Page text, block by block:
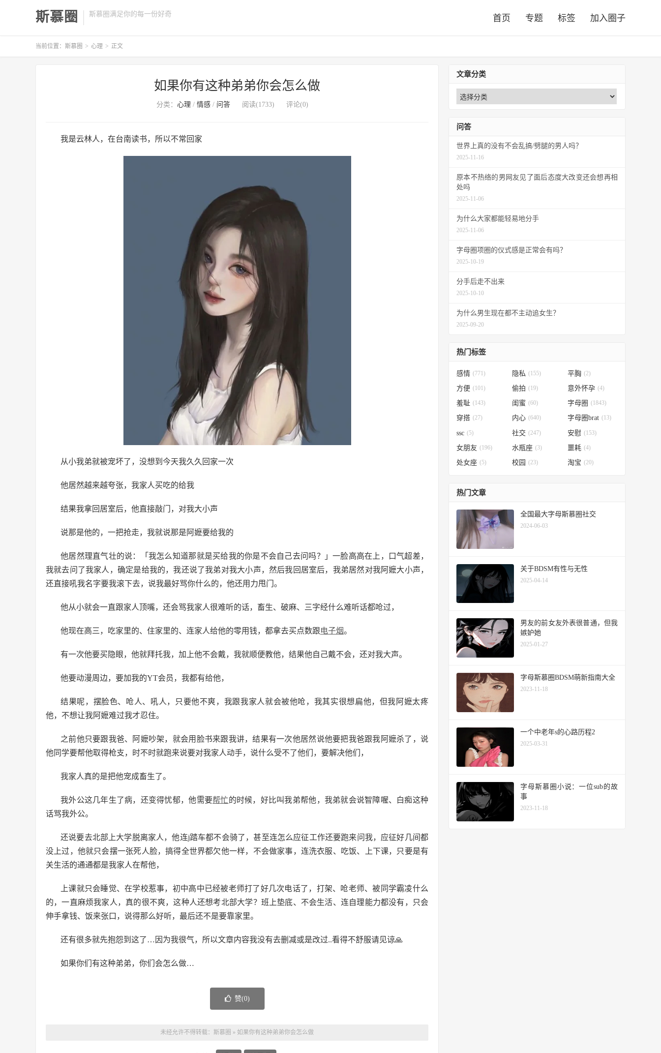
斯慕圈 斯慕圈满足你的每一份好奇 首页 专题 标签 加入圈子
当前位置： 斯慕圈 > 心理 > 正文
如果你有这种弟弟你会怎么做
分类： 心理 / 情感/ 问答 阅读(1733) 评论(0)
我是云林人，在台南读书，所以不常回家
从小我弟就被宠坏了，没想到今天我久久回家一次
他居然越来越夸张，我家人买吃的给我
结果我拿回居室后，他直接敲门，对我大小声
说那是他的，一把抢走，我就说那是阿嬷要给我的
他居然理直气壮的说：「我怎么知道那就是买给我的你是不会自己去问吗？」一脸高高在上，口气超差，
我就去问了我家人，确定是给我的，我还说了我弟对我大小声，然后我回居室后，我弟居然对我阿嬷大小声，
还直接吼我名字要我滚下去，说我最好骂你什么的，他还用力甩门。
他从小就会一直跟家人顶嘴，还会骂我家人很难听的话，畜生、破麻、三字经什么难听话都呛过，
他现在高三，吃家里的、住家里的、连家人给他的零用钱，都拿去买点数跟电子烟。
有一次他要买隐眼，他就拜托我，加上他不会戴，我就顺便教他，结果他自己戴不会，还对我大声。
他要动漫周边，要加我的YT会员，我都有给他，
结果呢，摆脸色、呛人、吼人，只要他不爽，我跟我家人就会被他呛，我其实很想扁他，但我阿嬷太疼
他，不想让我阿嬷难过我才忍住。
之前他只要跟我爸、阿嬷吵架，就会用脸书来跟我讲，结果有一次他居然说他要把我爸跟我阿嬷杀了，说
他同学要帮他取得枪支，时不时就跑来说要对我家人动手，说什么受不了他们，要解决他们，
我家人真的是把他宠成畜生了。
我外公这几年生了病，还变得忧郁，他需要帮忙的时候，好比叫我弟帮他，我弟就会说智障喔、白痴这种
话骂我外公。
还说要去北部上大学脱离家人，他连j踏车都不会骑了，甚至连怎么应征工作还要跑来问我，应征好几间都
没上过，他就只会摆一张死人脸，搞得全世界都欠他一样，不会做家事，连洗衣服、吃饭、上下课，只要是有
关生活的通通都是我家人在帮他，
上课就只会睡觉、在学校惹事，初中高中已经被老师打了好几次电话了，打架、呛老师、被同学霸凌什么
的，一直麻烦我家人，真的很不爽，这种人还想考北部大学？班上垫底、不会生活、连自理能力都没有，只会
伸手拿钱、饭来张口，说得那么好听，最后还不是要靠家里。
还有很多就先抱怨到这了…因为我很气，所以文章内容我没有去删减或是改过..看得不舒服请见谅🙏
如果你们有这种弟弟，你们会怎么做…
赞(0)
未经允许不得转载： 斯慕圈 » 如果你有这种弟弟你会怎么做
文章分类
问答
世界上真的没有不会乱搞/劈腿的男人吗？
2025-11-16
原本不热络的男网友见了面后态度大改变还会想再相
处吗
2025-11-06
为什么大家都能轻易地分手
2025-11-06
字母圈项圈的仪式感是正常会有吗？
2025-10-19
分手后走不出来
2025-10-10
为什么男生现在都不主动追女生？
2025-09-20
热门标签
感情 (771) 隐私 (155) 平胸 (2)
方便 (101) 偷拍 (19) 意外怀孕 (4)
羞耻 (143) 闺蜜 (60) 字母圈 (1843)
穿搭 (27) 内心 (640) 字母圈brat (13)
ssc (5) 社交 (247) 安慰 (153)
女朋友 (196) 水瓶座 (3) 噩耗 (4)
处女座 (5) 校园 (23) 淘宝 (20)
热门文章
全国最大字母斯慕圈社交
2024-06-03
关于BDSM有性与无性
2025-04-14
男友的前女友外表很普通，但我
嫉妒她
2025-01-27
字母斯慕圈BDSM萌新指南大全
2023-11-18
一个中老年s的心路历程2
2025-03-31
字母斯慕圈小说：一位sub的故
事
2023-11-18